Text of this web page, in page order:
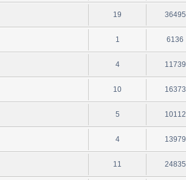
19 36495
1 6136
4 11739
10 16373
5 10112
4 13979
11 24835